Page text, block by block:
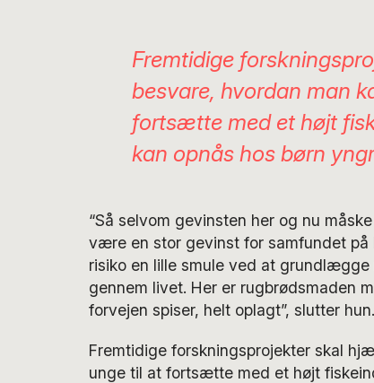
Fremtidige
besvare, hvordan man
fortsætte med et højt
kan opnås hos børn
“Så selvom gevinsten her og nu
være en stor gevinst for samfundet
risiko en lille smule ved at
gennem livet. Her er rugbrødsmaden
forvejen spiser, helt oplagt”, slutter hun.
Fremtidige forskningsprojekter skal
unge til at fortsætte med et højt